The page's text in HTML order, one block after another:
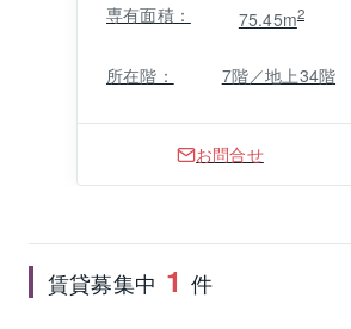
専有面積： 75.45m2
所在階： 7階／地上34階
お問合せ
賃貸募集中 1 件